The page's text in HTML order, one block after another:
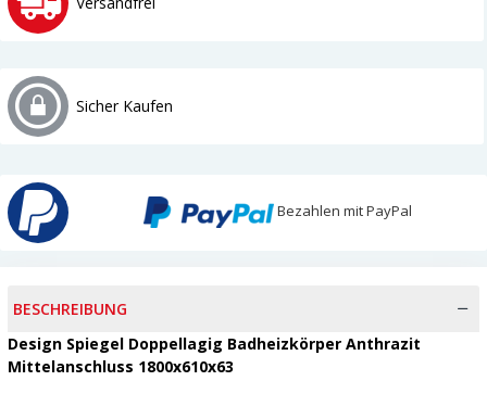
Sicher Kaufen
Bezahlen mit PayPal
BESCHREIBUNG
Design Spiegel Doppellagig Badheizkörper Anthrazit
Mittelanschluss 1800x610x63